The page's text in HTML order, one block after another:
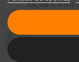
58,08 € Con